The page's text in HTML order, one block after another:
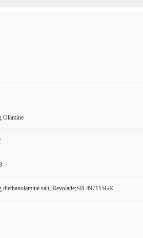
Olamine
diethanolamine salt; Revolade;SB-497115GR